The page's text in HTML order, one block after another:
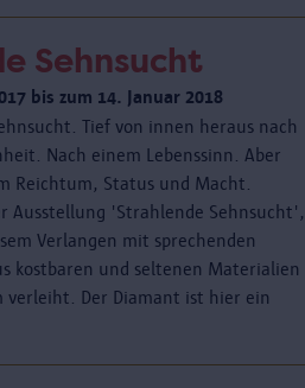
Sehnsucht
bis zum 14. Januar 2018
Tief von innen heraus nach
Nach einem Lebenssinn. Aber
Reichtum, Status und Macht.
Ausstellung 'Strahlende Sehnsucht',
Verlangen mit sprechenden
kostbaren und seltenen Materialien
verleiht. Der Diamant ist hier ein